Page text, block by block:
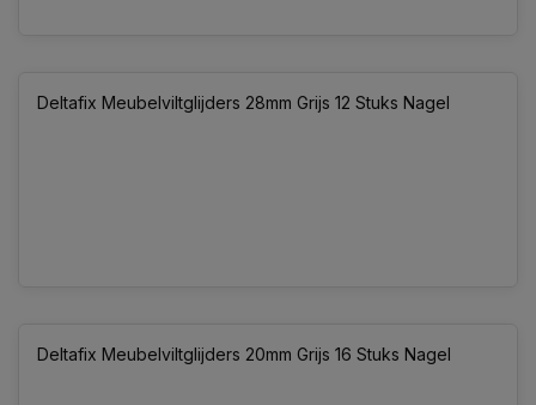
Deltafix Meubelviltglijders 28mm Grijs 12 Stuks Nagel
Deltafix Meubelviltglijders 20mm Grijs 16 Stuks Nagel